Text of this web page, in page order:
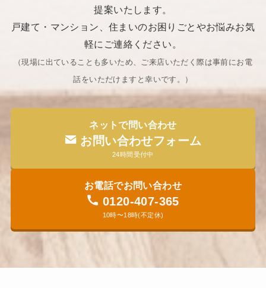
提案いたします。
戸建て・マンション、住まいのお困りごとやお悩みお気
軽にご連絡ください。
（現場に出ていることも多いため、ご来店いただく際は事前にお電
話をいただけますと幸いです。​）
ネットで問い合わせ
お問い合わせフォーム
24時間受付中
お電話でお問い合わせ
0120-407-365
10時〜18時(不定休)